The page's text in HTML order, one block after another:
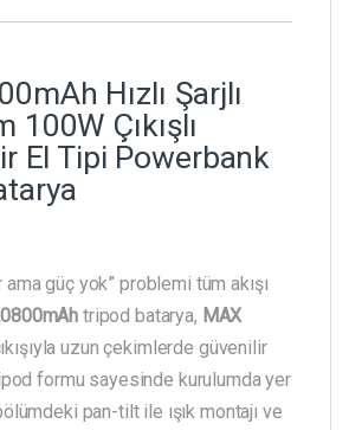
Hızlı Şarjlı
100W Çıkışlı
El Tipi Powerbank
ama güç yok” problemi tüm akışı
tripod batarya, MAX
uzun çekimlerde güvenilir
formu sayesinde kurulumda yer
pan-tilt ile ışık montajı ve